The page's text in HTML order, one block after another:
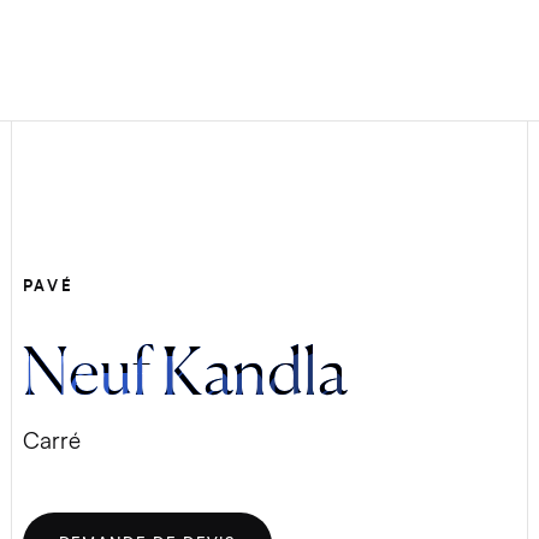
PAVÉ
Neuf Kandla
Carré